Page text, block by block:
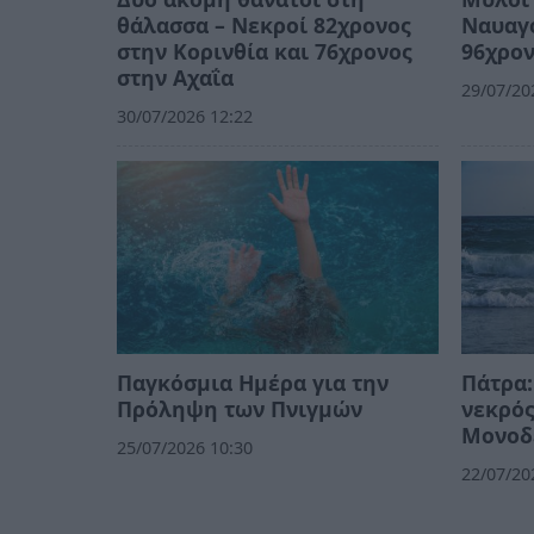
θάλασσα – Νεκροί 82χρονος
στην Κορινθία και 76χρονος
στην Αχαΐα
30/07/2026 12:22
29/07/
Παγκόσμια Ημέρα για την
Πρόληψη των Πνιγμών
25/07/2026 10:30
22/07/